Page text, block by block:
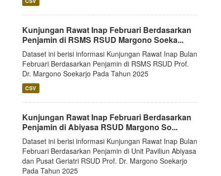
Kunjungan Rawat Inap Februari Berdasarkan
Penjamin di RSMS RSUD Margono Soeka...
Dataset ini berisi informasi Kunjungan Rawat Inap Bulan
Februari Berdasarkan Penjamin di RSMS RSUD Prof.
Dr. Margono Soekarjo Pada Tahun 2025
CSV
Kunjungan Rawat Inap Februari Berdasarkan
Penjamin di Abiyasa RSUD Margono So...
Dataset ini berisi informasi Kunjungan Rawat Inap Bulan
Februari Berdasarkan Penjamin di Unit Paviliun Abiyasa
dan Pusat Geriatri RSUD Prof. Dr. Margono Soekarjo
Pada Tahun 2025